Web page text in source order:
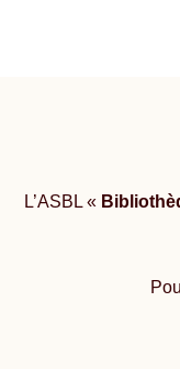
L’ASBL «